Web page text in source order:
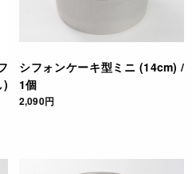
を4～5カ所さす。※型に流した
めです。
え、残りの指は型本体をしっか
3、4回たたき付け、空気を抜
つけません。
ておいたオーブンで約40分焼
)
シフォンケーキ型ミニ (14cm) /
1個
2,090円